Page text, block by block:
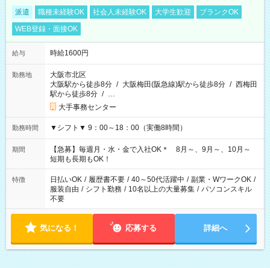
派遣 職種未経験OK 社会人未経験OK 大学生歓迎
ブランクOK
WEB登録・面接OK
給与 時給1600円
勤務地
大阪市北区
大阪駅から徒歩8分 / 大阪梅田(阪急線)駅から徒歩8分 / 西梅田
駅から徒歩8分 / …
大手事務センター
勤務時間 ▼シフト▼ 9：00～18：00（実働8時間）
期間
【急募】毎週月・水・金で入社OK＊ 8月～、9月～、10月～
短期も長期もOK！
特徴 日払いOK / 履歴書不要 / 40～50代活躍中 / 副業・WワークOK /
服装自由 / シフト勤務 / 10名以上の大量募集 / パソコンスキル
不要
気になる！ 応募する 詳細へ